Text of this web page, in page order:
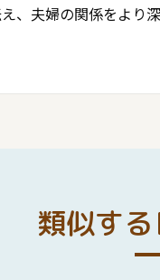
、夫婦の関係をより
類似す